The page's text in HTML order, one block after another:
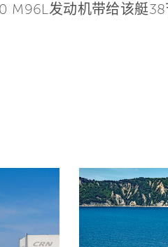
M96L发动机带给该艇